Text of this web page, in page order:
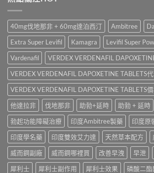
用
全
面
比
較
與
香
港
購
買
指
南〉
中
面
比
較〉
中
學
名
購
買
渠
道、
價
錢
與
真
假
辨
別
指
南〉
中
Levifil
評
價：
印
度
樂
威
壯
學
名
藥
真
實
效
果、
正
確
用
法
40mg伐地那非 + 60mg達泊西汀 Ambitree
Extra Super Levifil
Kamagra Levifil Super
Vardenafil
VERDEX VERDENAFIL
VERDEX VERDENAFIL DAPOXETINE TABLETS
VERDEX VERDENAFIL DAPOXETINE TABLETS
他達拉非
伐地那非 助勃+延時 助勃 + 延時
勃起功能障礙治療
印度Ambitree製藥
印度原
印度學名藥
印度雙效艾力達 天然草本配方
威而鋼副廠
威而鋼哪裡買 改善早洩 早泄
犀利士
犀利士副作用 犀利士效果
磷酸二